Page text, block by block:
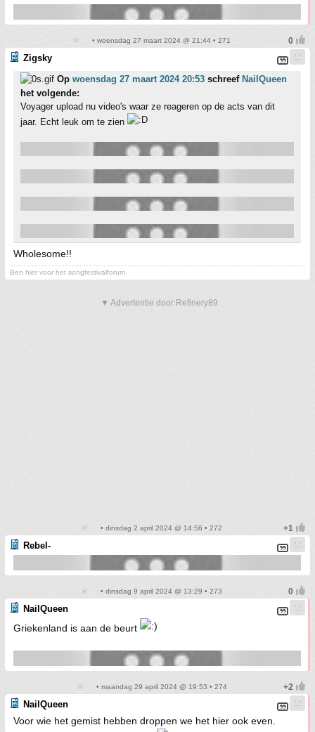
• woensdag 27 maart 2024 @ 21:44 • 271
Zigsky
Op woensdag 27 maart 2024 20:53 schreef NailQueen
het volgende:
Voyager upload nu video's waar ze reageren op de acts van dit
jaar. Echt leuk om te zien
Wholesome!!
Ben hier voor het songfestivalforum.
▼ Advertentie door Refinery89
• dinsdag 2 april 2024 @ 14:56 • 272
Rebel-
• dinsdag 9 april 2024 @ 13:29 • 273
NailQueen
Griekenland is aan de beurt
• maandag 29 april 2024 @ 19:53 • 274
NailQueen
Voor wie het gemist hebben droppen we het hier ook even.